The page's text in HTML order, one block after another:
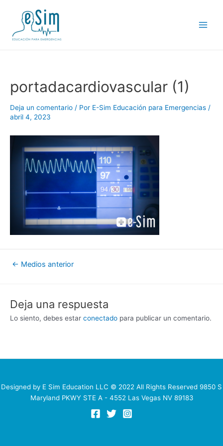
contenido
portadacardiovascular (1)
Deja un comentario / Por E-Sim Educación para Emergencias /
abril 4, 2023
Navegación
← Medios anterior
Deja una respuesta
Lo siento, debes estar conectado para publicar un comentario.
Designed by E Sim Education LLC © 2022 All Rights Reserved 9850 S
Maryland PKWY STE A - 4552 Las Vegas NV 89183